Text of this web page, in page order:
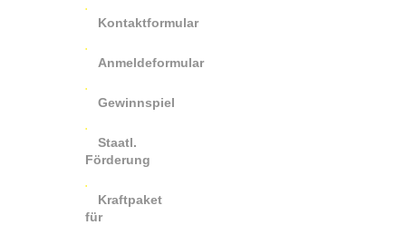
Kontaktformular
Anmeldeformular
Gewinnspiel
Staatl.
Förderung
Kraftpaket
für